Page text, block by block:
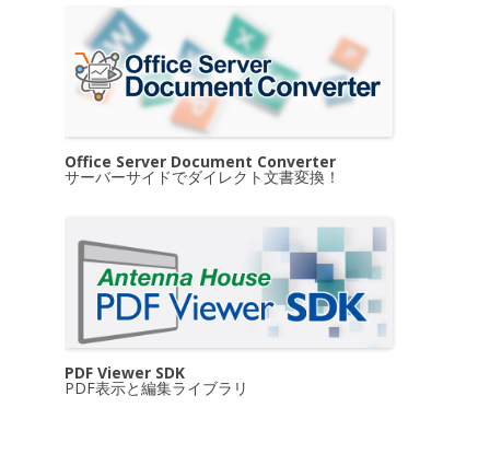
Office Server Document Converter
サーバーサイドでダイレクト文書変換！
PDF Viewer SDK
PDF表示と編集ライブラリ